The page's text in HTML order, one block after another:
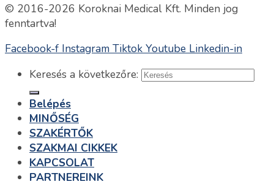
© 2016-2026 Koroknai Medical Kft. Minden jog
fenntartva!
Facebook-f Instagram Tiktok Youtube Linkedin-in
Keresés a következőre:
Belépés
MINŐSÉG
SZAKÉRTŐK
SZAKMAI CIKKEK
KAPCSOLAT
PARTNEREINK